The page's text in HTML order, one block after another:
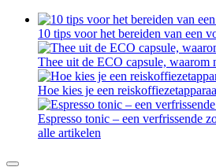
10 tips voor het bereiden van een
Thee uit de ECO capsule, waarom
Hoe kies je een
Espresso tonic – een verfrissende
alle artikelen